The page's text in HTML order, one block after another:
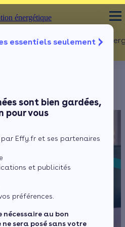
essentiels seulement
sont bien gardées,
pour vous
Effy.fr et ses partenaires
et publicités
préférences.
nécessaire au bon
sera posé sans votre
nous Presse
énergétique Rénovation
Murs
Sols
énergétique